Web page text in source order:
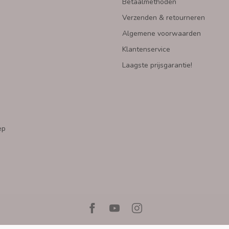
Verzenden & retourneren
Algemene voorwaarden
Klantenservice
Laagste prijsgarantie!